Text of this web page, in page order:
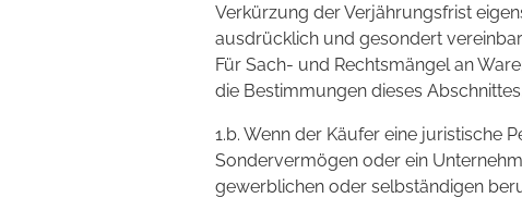
Verkürzung der Verjährungsfrist
ausdrücklich und gesondert
Für Sach- und Rechtsmängel an
die Bestimmungen dieses
1.b. Wenn der Käufer eine juristische
Sondervermögen oder ein
gewerblichen oder selbständigen